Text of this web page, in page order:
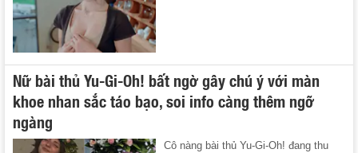
Nữ bài thủ Yu-Gi-Oh! bất ngờ gây chú ý với màn
khoe nhan sắc táo bạo, soi info càng thêm ngỡ
ngàng
Cô nàng bài thủ Yu-Gi-Oh! đang thu